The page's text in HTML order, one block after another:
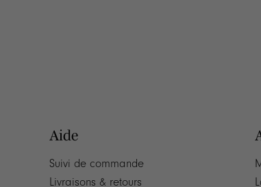
Aide
Suivi de commande
Livraisons & retours